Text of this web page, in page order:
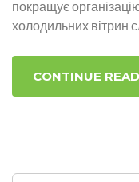
покращує
холодильних вітрин
CONTINUE